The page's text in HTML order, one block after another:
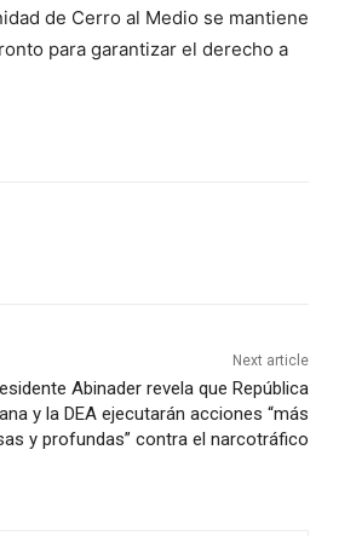
de Cerro al Medio se mantiene
para garantizar el derecho a
Next article
Abinader revela que República
y la DEA ejecutarán acciones “más
y profundas” contra el narcotráfico